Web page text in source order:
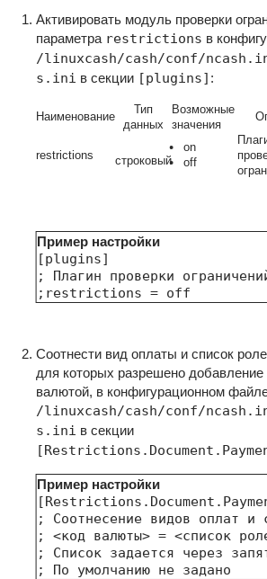
Активировать модуль проверки
параметра restrictions в
/linuxcash/cash/conf/
s.ini в секции [plugins] :
Наименование
Тип
данных
Возможные
значения
restrictions строковый
on
off
Пример настройки
[plugins]
; Плагин проверки
;restrictions = off
Соотнести вид оплаты и список
для которых разрешено
валютой, в конфигурационном
/linuxcash/cash/conf/
s.ini в секции
Пример настройки
; Соотнесение видов оплат и
; <код валюты> = <список
; Список задается через
; По умолчанию не задано